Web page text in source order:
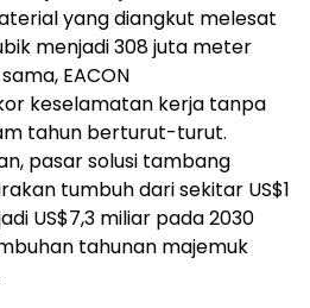
yang diangkut melesat
menjadi 308 juta meter
EACON
keselamatan kerja tanpa
tahun berturut-turut.
pasar solusi tambang
tumbuh dari sekitar US$1
US$7,3 miliar pada 2030
tahunan majemuk